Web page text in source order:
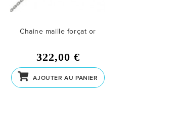
Chaine maille forçat or
322,00 €
AJOUTER AU PANIER